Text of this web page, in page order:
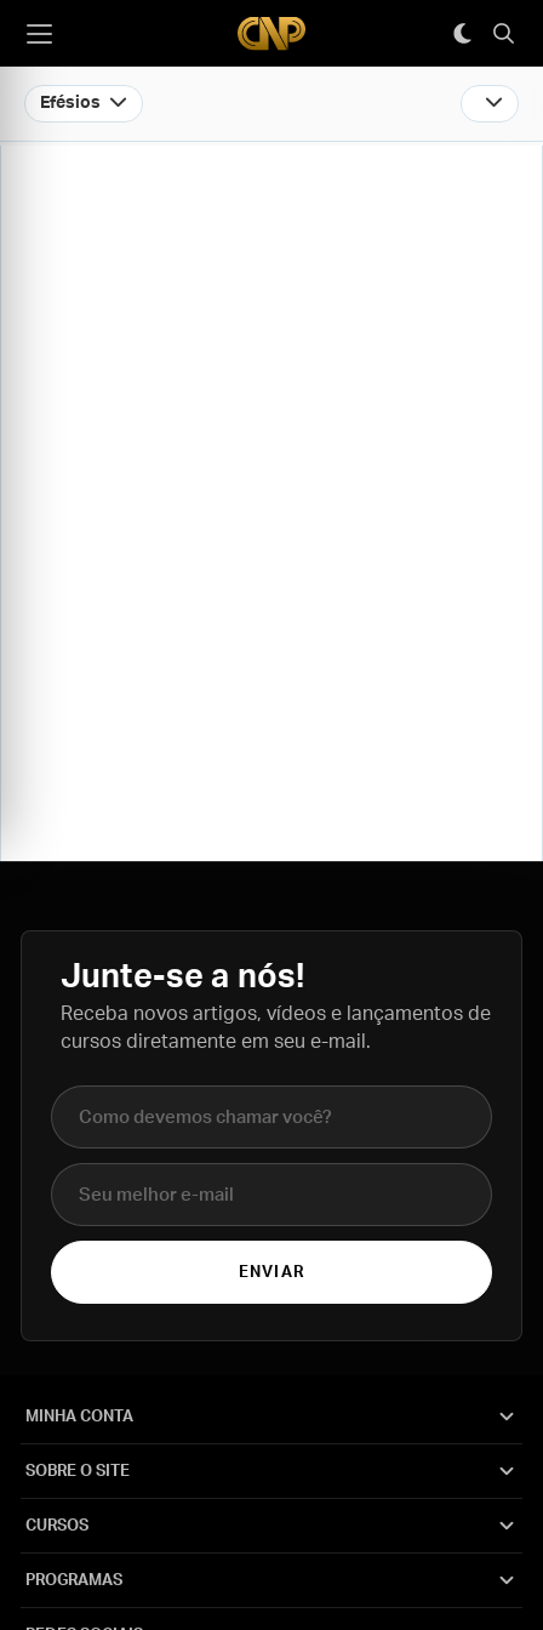
Efésios
Junte-se a nós!
Receba novos artigos, vídeos e lançamentos de
cursos diretamente em seu e-mail.
Nome completo
E-mail
ENVIAR
MINHA CONTA
SOBRE O SITE
CURSOS
PROGRAMAS